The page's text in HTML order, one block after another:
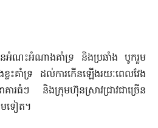
ានអំណះអំណាងគាំទ្រ និងប្រឆាំង បូករួម
គាំទ្រ ដល់ការកើនឡើងរយៈពេលវែង
ារធំៗ និងក្រុមហ៊ុនស្រាវជ្រាវជាច្រើន
មទៀត។